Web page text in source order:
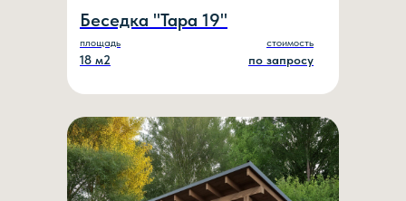
Беседка "Тара 19"
площадь
18 м2
стоимость
по запросу